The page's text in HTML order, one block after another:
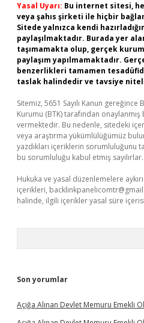
Yasal Uyarı: Bu internet sitesi,
veya şahıs şirketi ile hiçbir
Sitede yalnızca kendi
paylaşılmaktadır. Burada yer
taşımamakta olup, gerçek
paylaşım yapılmamaktadır.
benzerlikleri tamamen
taslak halindedir ve tavsiye
Sitemiz, 5651 Sayılı Kanun
Kurumu (BTK) tarafından
vermektedir. Bu nedenle, sitedeki
veya araştırma yükümlülüğümüz
yazdıkları içeriklerin sorumluluğunu
bu sorumluluğu kabul etmiş sayılırlar.
Hukuka ve yasal düzenlemelere
içerikleri,
halinde, ilgili içerikler yasal süre
Son yorumlar
Açığa Alınan Devlet Memuru Emekli